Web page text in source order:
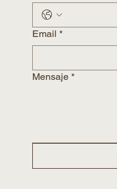
Email *
Mensaje *